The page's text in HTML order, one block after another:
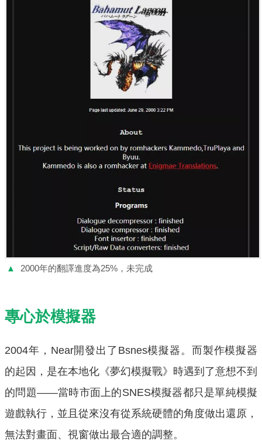
▲ 2000年的翻譯進度為25%，未完成
專心於模擬器
2004年，Near開發出了Bsnes模擬器。而製作模擬器
的起因，是在本地化《夢幻模擬戰》時遇到了意想不到
的問題——當時市面上的SNES模擬器都只是單純模擬
遊戲執行，並且從來沒有從系統硬體的角度做出還原，
無法對畫面、視窗做出最合適的調整。